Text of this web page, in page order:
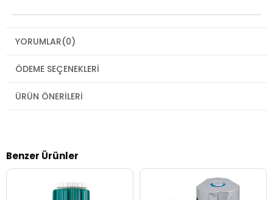
YORUMLAR(0)
ÖDEME SEÇENEKLERI
ÜRÜN ÖNERILERI
Benzer Ürünler